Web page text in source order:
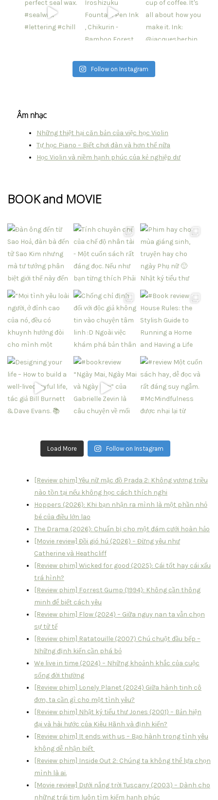
Follow on Instagram
Âm nhạc
Những thiệt hại căn bản của việc học Violin
Tự học Piano – Biết chơi đàn và hơn thế nữa
Học Violin và niềm hạnh phúc của kẻ nghiệp dư
BOOK and MOVIE
Load More Follow on Instagram
[Review phim] Yêu nữ mặc đồ Prada 2: Không vương triều
nào tồn tại nếu không học cách thích nghi
Hoppers (2026): Khi bạn nhận ra mình là một phần nhỏ
bé của điều lớn lao
The Drama (2026): Chuẩn bị cho một đám cưới hoàn hảo
[Movie review] Đồi gió hú (2026) – Đừng yêu như
Catherine và Heathcliff
[Review phim] Wicked for good (2025): Cái tốt hay cái xấu
trá hình?
[Review phim] Forrest Gump (1994): Không cần thông
minh để biết cách yêu
[Review phim] Flow (2024) – Giữa nguy nan ta vẫn chọn
sự tử tế
[Review phim] Ratatouille (2007) Chú chuột đầu bếp –
Những định kiến cần phá bỏ
We live in time (2024) – Những khoảnh khắc của cuộc
sống đời thường
[Review phim] Lonely Planet (2024) Giữa hành tinh cô
đơn, ta cần gì cho một tình yêu?
[Review phim] Nhật ký tiểu thư Jones (2001) – Bản hiện
đại và hài hước của Kiêu Hãnh và định kiến?
[Review phim] It ends with us – Bạo hành trong tình yêu
không dễ nhận biết
[Review phim] Inside Out 2: Chúng ta không thể lựa chọn
mình là ai.
[Movie review] Dưới nắng trời Tuscany (2003) – Dành cho
những trái tim luôn tìm kiếm hạnh phúc